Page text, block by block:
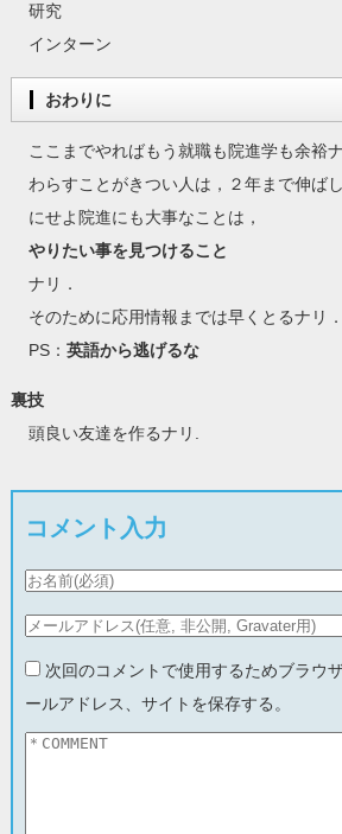
研究
インターン
おわりに
ここまでやればもう就職も院進学も余裕
わらすことがきつい人は，２年まで伸ば
にせよ院進にも大事なことは，
やりたい事を見つけること
ナリ．
そのために応用情報までは早くとるナリ．
PS： 英語から逃げるな
裏技
頭良い友達を作るナリ.
コメント入力
次回のコメントで使用するためブラウ
ールアドレス、サイトを保存する。